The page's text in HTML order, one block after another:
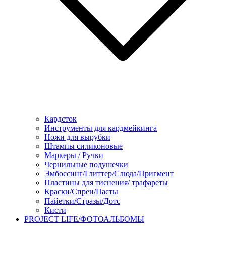
Кардсток
Инструменты для кардмейкинга
Ножи для вырубки
Штампы силиконовые
Маркеры / Ручки
Чернильные подушечки
Эмбоссинг/Глиттер/Слюда/Пригмент
Пластины для тиснения/ трафареты
Краски/Спреи/Пасты
Пайетки/Стразы/Дотс
Кисти
PROJECT LIFE/ФОТОАЛЬБОМЫ